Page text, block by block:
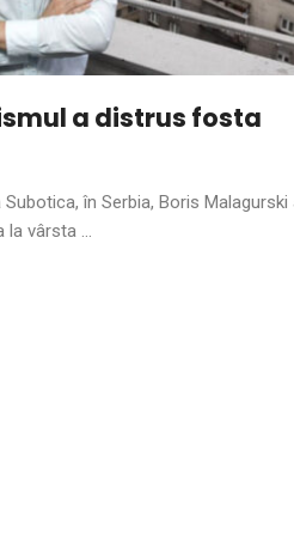
a distrus fosta
în Serbia, Boris Malagurski
la vârsta ...